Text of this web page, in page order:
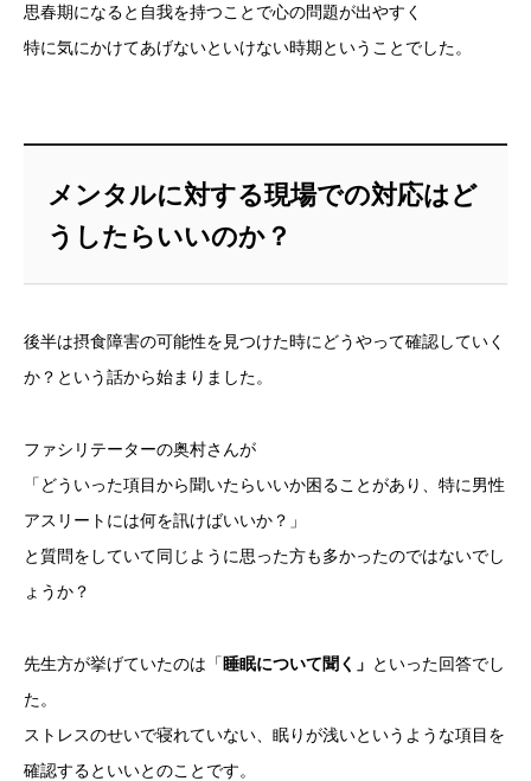
思春期になると自我を持つことで心の問題が出やすく
特に気にかけてあげないといけない時期ということでした。
メンタルに対する現場での対応はど
うしたらいいのか？
後半は摂食障害の可能性を見つけた時にどうやって確認していく
か？という話から始まりました。
ファシリテーターの奥村さんが
「どういった項目から聞いたらいいか困ることがあり、特に男性
アスリートには何を訊けばいいか？」
と質問をしていて同じように思った方も多かったのではないでし
ょうか？
先生方が挙げていたのは「 睡眠について聞く」 といった回答でし
た。
ストレスのせいで寝れていない、眠りが浅いというような項目を
確認するといいとのことです。